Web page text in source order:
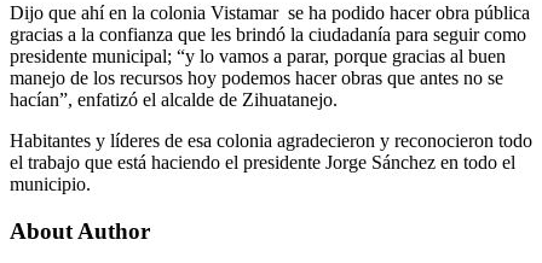
Dijo que ahí en la colonia Vistamar se ha podido hacer obra pública
gracias a la confianza que les brindó la ciudadanía para seguir como
presidente municipal; “y lo vamos a parar, porque gracias al buen
manejo de los recursos hoy podemos hacer obras que antes no se
hacían”, enfatizó el alcalde de Zihuatanejo.
Habitantes y líderes de esa colonia agradecieron y reconocieron todo
el trabajo que está haciendo el presidente Jorge Sánchez en todo el
municipio.
About Author